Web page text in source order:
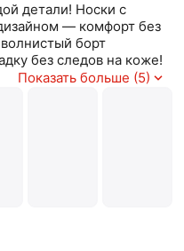
детали! Носки с
— комфорт без
борт
без следов на коже!
Показать больше (5)